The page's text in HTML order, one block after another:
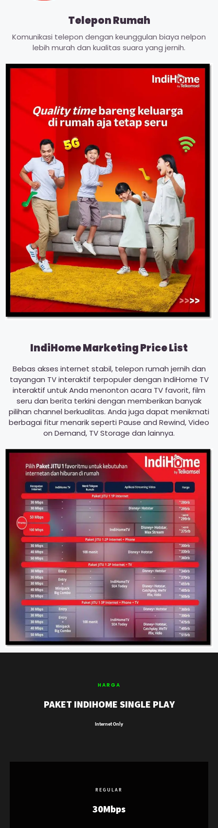
Telepon Rumah
Komunikasi telepon dengan keunggulan biaya nelpon
lebih murah dan kualitas suara yang jernih.
IndiHome Marketing Price List
Bebas akses internet stabil, telepon rumah jernih dan
tayangan TV interaktif terpopuler dengan IndiHome TV
interaktif untuk Anda menonton acara TV favorit, film
seru dan berita terkini dengan memberikan banyak
pilihan channel berkualitas. Anda juga dapat menikmati
berbagai fitur menarik seperti Pause and Rewind, Video
on Demand, TV Storage dan lainnya.
HARGA
PAKET INDIHOME SINGLE PLAY
Internet Only
REGULAR
30Mbps